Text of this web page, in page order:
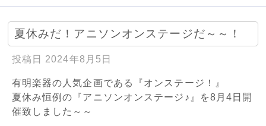
夏休みだ！アニソンオンステージだ～～！
投稿日 2024年8月5日
有明楽器の人気企画である『オンステージ！』
夏休み恒例の『アニソンオンステージ♪』を8月4日開
催致しました～～